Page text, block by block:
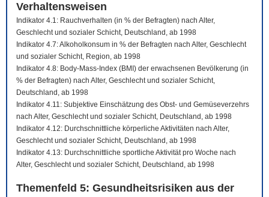
Verhaltensweisen
Indikator 4.1: Rauchverhalten (in % der Befragten) nach Alter,
Geschlecht und sozialer Schicht, Deutschland, ab 1998
Indikator 4.7: Alkoholkonsum in % der Befragten nach Alter, Geschlecht
und sozialer Schicht, Region, ab 1998
Indikator 4.8: Body-Mass-Index (BMI) der erwachsenen Bevölkerung (in
% der Befragten) nach Alter, Geschlecht und sozialer Schicht,
Deutschland, ab 1998
Indikator 4.11: Subjektive Einschätzung des Obst- und Gemüseverzehrs
nach Alter, Geschlecht und sozialer Schicht, Deutschland, ab 1998
Indikator 4.12: Durchschnittliche körperliche Aktivitäten nach Alter,
Geschlecht und sozialer Schicht, Deutschland, ab 1998
Indikator 4.13: Durchschnittliche sportliche Aktivität pro Woche nach
Alter, Geschlecht und sozialer Schicht, Deutschland, ab 1998
Themenfeld 5: Gesundheitsrisiken aus der